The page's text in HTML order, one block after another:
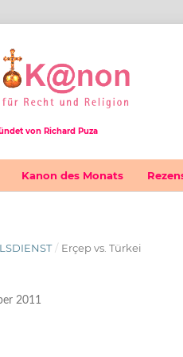
von Richard Puza
Kanon des Monats
/ Erçep vs. Türkei
2011